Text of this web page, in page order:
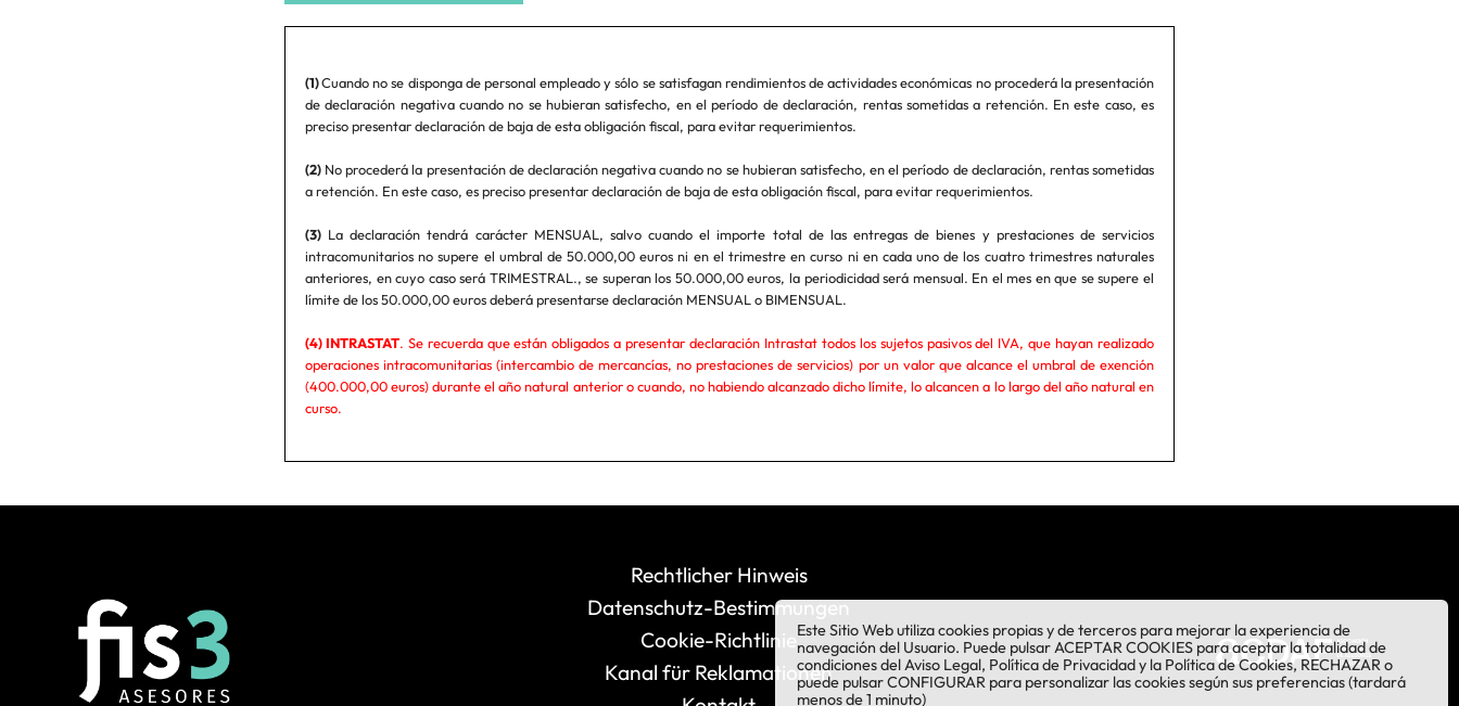
(1)Cuando no se disponga de personal empleado y sólo se satisfagan rendimientos de actividades económicas no procederá la presentación
de declaración negativa cuando no se hubieran satisfecho, en el período de declaración, rentas sometidas a retención. En este caso, es
preciso presentar declaración de baja de esta obligación fiscal, para evitar requerimientos.
(2)No procederá la presentación de declaración negativa cuando no se hubieran satisfecho, en el período de declaración, rentas sometidas
a retención. En este caso, es preciso presentar declaración de baja de esta obligación fiscal, para evitar requerimientos.
(3)La declaración tendrá carácter MENSUAL, salvo cuando el importe total de las entregas de bienes y prestaciones de servicios
intracomunitarios no supere el umbral de 50.000,00 euros ni en el trimestre en curso ni en cada uno de los cuatro trimestres naturales
anteriores, en cuyo caso será TRIMESTRAL., se superan los 50.000,00 euros, la periodicidad será mensual. En el mes en que se supere el
límite de los 50.000,00 euros deberá presentarse declaración MENSUAL o BIMENSUAL.
(4) INTRASTAT. Se recuerda que están obligados a presentar declaración Intrastat todos los sujetos pasivos del IVA, que hayan realizado
operaciones intracomunitarias (intercambio de mercancías, no prestaciones de servicios) por un valor que alcance el umbral de exención
(400.000,00 euros) durante el año natural anterior o cuando, no habiendo alcanzado dicho límite, lo alcancen a lo largo del año natural en
curso.
Rechtlicher Hinweis
Datenschutz-Bestimmungen
Cookie-Richtlinie
Kanal für Reklamationen
Este Sitio Web utiliza cookies propias y de terceros para mejorar la experiencia de
navegación del Usuario. Puede pulsar ACEPTAR COOKIES para aceptar la totalidad de
condiciones del Aviso Legal, Política de Privacidad y la Política de Cookies, RECHAZAR o
puede pulsar CONFIGURAR para personalizar las cookies según sus preferencias (tardará
menos de 1 minuto)